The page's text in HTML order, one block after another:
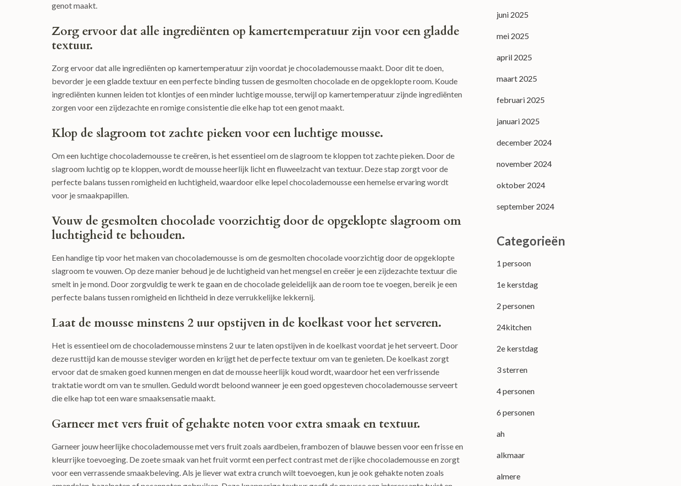
genot maakt.
Zorg ervoor dat alle ingrediënten op kamertemperatuur zijn voor een gladde
textuur.
Zorg ervoor dat alle ingrediënten op kamertemperatuur zijn voordat je chocolademousse maakt. Door dit te doen,
bevorder je een gladde textuur en een perfecte binding tussen de gesmolten chocolade en de opgeklopte room. Koude
ingrediënten kunnen leiden tot klontjes of een minder luchtige mousse, terwijl op kamertemperatuur zijnde ingrediënten
zorgen voor een zijdezachte en romige consistentie die elke hap tot een genot maakt.
Klop de slagroom tot zachte pieken voor een luchtige mousse.
Om een luchtige chocolademousse te creëren, is het essentieel om de slagroom te kloppen tot zachte pieken. Door de
slagroom luchtig op te kloppen, wordt de mousse heerlijk licht en fluweelzacht van textuur. Deze stap zorgt voor de
perfecte balans tussen romigheid en luchtigheid, waardoor elke lepel chocolademousse een hemelse ervaring wordt
voor je smaakpapillen.
Vouw de gesmolten chocolade voorzichtig door de opgeklopte slagroom om
luchtigheid te behouden.
Een handige tip voor het maken van chocolademousse is om de gesmolten chocolade voorzichtig door de opgeklopte
slagroom te vouwen. Op deze manier behoud je de luchtigheid van het mengsel en creëer je een zijdezachte textuur die
smelt in je mond. Door zorgvuldig te werk te gaan en de chocolade geleidelijk aan de room toe te voegen, bereik je een
perfecte balans tussen romigheid en lichtheid in deze verrukkelijke lekkernij.
Laat de mousse minstens 2 uur opstijven in de koelkast voor het serveren.
Het is essentieel om de chocolademousse minstens 2 uur te laten opstijven in de koelkast voordat je het serveert. Door
deze rusttijd kan de mousse steviger worden en krijgt het de perfecte textuur om van te genieten. De koelkast zorgt
ervoor dat de smaken goed kunnen mengen en dat de mousse heerlijk koud wordt, waardoor het een verfrissende
traktatie wordt om van te smullen. Geduld wordt beloond wanneer je een goed opgesteven chocolademousse serveert
die elke hap tot een ware smaaksensatie maakt.
Garneer met vers fruit of gehakte noten voor extra smaak en textuur.
Garneer jouw heerlijke chocolademousse met vers fruit zoals aardbeien, frambozen of blauwe bessen voor een frisse en
kleurrijke toevoeging. De zoete smaak van het fruit vormt een perfect contrast met de rijke chocolademousse en zorgt
voor een verrassende smaakbeleving. Als je liever wat extra crunch wilt toevoegen, kun je ook gehakte noten zoals
juni 2025
mei 2025
april 2025
maart 2025
februari 2025
januari 2025
december 2024
november 2024
oktober 2024
september 2024
Categorieën
1 persoon
1e kerstdag
2 personen
24kitchen
2e kerstdag
3 sterren
4 personen
6 personen
ah
alkmaar
almere